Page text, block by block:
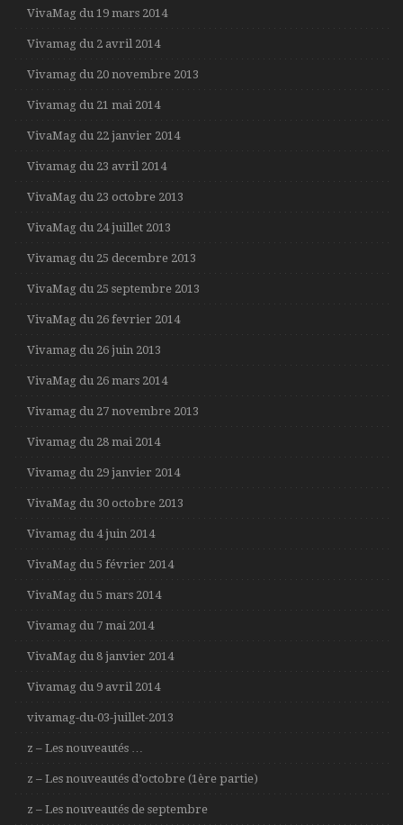
VivaMag du 19 mars 2014
Vivamag du 2 avril 2014
Vivamag du 20 novembre 2013
Vivamag du 21 mai 2014
VivaMag du 22 janvier 2014
Vivamag du 23 avril 2014
VivaMag du 23 octobre 2013
VivaMag du 24 juillet 2013
Vivamag du 25 decembre 2013
VivaMag du 25 septembre 2013
VivaMag du 26 fevrier 2014
Vivamag du 26 juin 2013
VivaMag du 26 mars 2014
Vivamag du 27 novembre 2013
Vivamag du 28 mai 2014
Vivamag du 29 janvier 2014
VivaMag du 30 octobre 2013
Vivamag du 4 juin 2014
VivaMag du 5 février 2014
VivaMag du 5 mars 2014
Vivamag du 7 mai 2014
VivaMag du 8 janvier 2014
Vivamag du 9 avril 2014
vivamag-du-03-juillet-2013
z – Les nouveautés …
z – Les nouveautés d’octobre (1ère partie)
z – Les nouveautés de septembre